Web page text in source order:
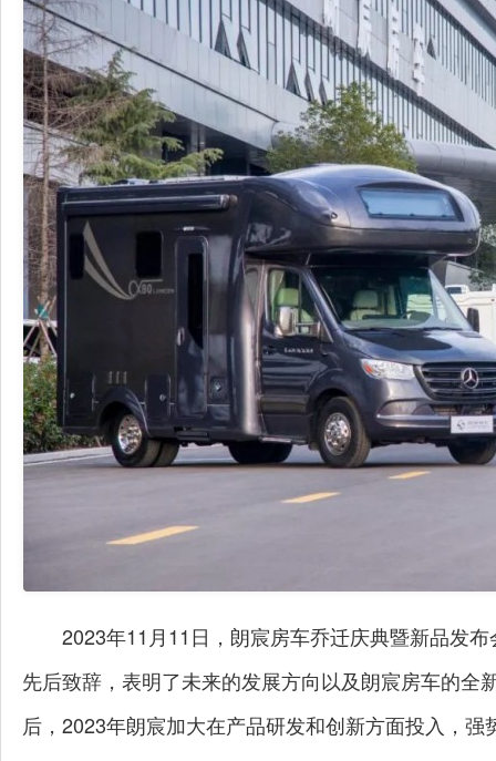
2023年11月11日，朗宸房车乔迁庆典暨新品发
先后致辞，表明了未来的发展方向以及朗宸房车的
后，2023年朗宸加大在产品研发和创新方面投入，
拓锐斯特新Daily（欧胜） 佳乐金